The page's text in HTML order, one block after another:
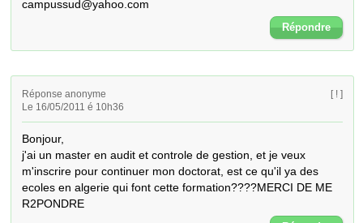
campussud@yahoo.com
Répondre
Réponse anonyme
Le 16/05/2011 é 10h36
[ ! ]
Bonjour,
j'ai un master en audit et controle de gestion, et je veux
m'inscrire pour continuer mon doctorat, est ce qu'il ya des
ecoles en algerie qui font cette formation????MERCI DE ME
R2PONDRE